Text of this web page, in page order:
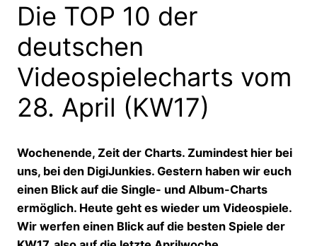
Die TOP 10 der
deutschen
Videospielecharts vom
28. April (KW17)
Wochenende, Zeit der Charts. Zumindest hier bei
uns, bei den DigiJunkies. Gestern haben wir euch
einen Blick auf die Single- und Album-Charts
ermöglich. Heute geht es wieder um Videospiele.
Wir werfen einen Blick auf die besten Spiele der